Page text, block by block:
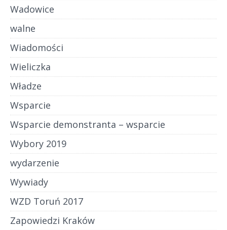
Wadowice
walne
Wiadomości
Wieliczka
Władze
Wsparcie
Wsparcie demonstranta – wsparcie
Wybory 2019
wydarzenie
Wywiady
WZD Toruń 2017
Zapowiedzi Kraków